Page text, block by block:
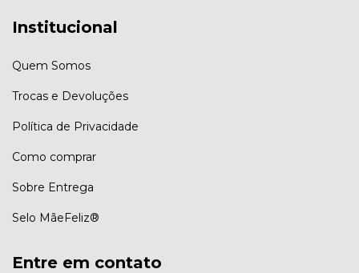
Institucional
Quem Somos
Trocas e Devoluções
Política de Privacidade
Como comprar
Sobre Entrega
Selo MãeFeliz®
Entre em contato